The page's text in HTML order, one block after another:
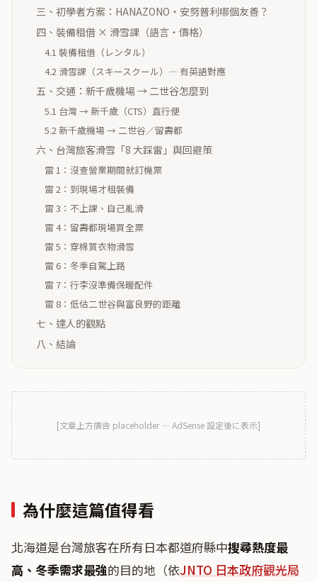
三、初學者方案：HANAZONO・安努普利哪個友善？
四、裝備租借 × 滑雪課（語言・價格）
4.1 裝備租借（レンタル）
4.2 滑雪課（スキースクール）— 有英語對應
五、交通：新千歲機場 → 二世谷怎麼到
5.1 台灣 → 新千歲（CTS）直行便
5.2 新千歲機場 → 二世谷／留壽都
六、台灣旅客滑雪「8 大踩雷」與回避策
雷 1：沒查營業期間就訂機票
雷 2：到現場才租裝備
雷 3：不上課、自己亂滑
雷 4：留壽都現場買全票
雷 5：穿棉質衣物滑雪
雷 6：冬季自駕上路
雷 7：行李沒準備保暖配件
雷 8：低估二世谷與富良野的距離
七、達人的觀點
八、結論
[文章上方廣告 placeholder — AdSense 設定後に表示]
為什麼這篇值得看
北海道是台灣旅客在所有日本都道府縣中搜尋熱度最
高、冬季需求最強的目的地（依JNTO 日本政府觀光局